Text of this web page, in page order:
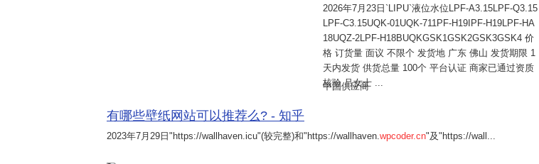
2026年7月23日 `LIPU`液位水位LPF-A3.15LPF-Q3.15
LPF-C3.15UQK-01UQK-711PF-H19IPF-H19LPF-HA
18UQZ-2LPF-H18BUQKGSK1GSK2GSK3GSK4 价
格 订货量 面议 不限个 发货地 广东 佛山 发货期限 1
天内发货 供货总量 100个 平台认证 商家已通过资质
核验 吕女士 ...
中国供应商
有哪些壁纸网站可以推荐么? - 知乎
2023年7月29日 "https://wallhaven.icu"(较完整)和"https://wallhaven.wpcoder.cn"及"https://wall...